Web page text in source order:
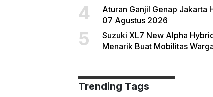
4
Aturan Ganjil Genap Jakarta
07 Agustus 2026
5
Suzuki XL7 New Alpha
Menarik Buat Mobilitas
Trending Tags